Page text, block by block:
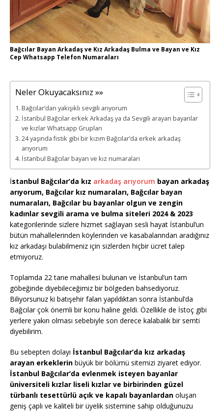
Bağcılar Bayan Arkadaş ve Kız Arkadaş Bulma ve Bayan ve Kız
Cep Whatsapp Telefon Numaraları
Neler Okuyacaksınız »»
Bağcılar’dan yakışıklı sevgili arıyorum
İstanbul Bağcılar erkek Arkadaş ya da Sevgili arayan bayanlar
ve kızlar Whatsapp Grupları
24 yaşında fıstık gibi bir kızım Bağcılar’da erkek arkadaş
arıyorum
İstanbul Bağcılar bayan ve kız numaraları
İstanbul Bağcılar’da kız arkadaş arıyorum bayan arkadaş
arıyorum, Bağcılar kız numaraları, Bağcılar bayan
numaraları, Bağcılar bu bayanlar olgun ve zengin
kadınlar sevgili arama ve bulma siteleri 2024 & 2023
kategorilerinde sizlere hizmet sağlayan sesli hayat İstanbul’un
bütün mahallelerinden köylerinden ve kasabalarından aradığınız
kız arkadaşı bulabilmeniz için sizlerden hiçbir ücret talep
etmiyoruz.
Toplamda 22 tane mahallesi bulunan ve İstanbul’un tam
göbeğinde diyebileceğimiz bir bölgeden bahsediyoruz.
Biliyorsunuz ki batışehir falan yapıldıktan sonra İstanbul’da
Bağcılar çok önemli bir konu haline geldi. Özellikle de İstoç gibi
yerlere yakın olması sebebiyle son derece kalabalık bir semti
diyebilirim.
Bu sebepten dolayı İstanbul Bağcılar’da kız arkadaş
arayan erkeklerin büyük bir bölümü sitemizi ziyaret ediyor.
İstanbul Bağcılar’da evlenmek isteyen bayanlar
üniversiteli kızlar liseli kızlar ve birbirinden güzel
türbanlı tesettürlü açık ve kapalı bayanlardan oluşan
geniş çaplı ve kaliteli bir üyelik sistemine sahip olduğunuzu